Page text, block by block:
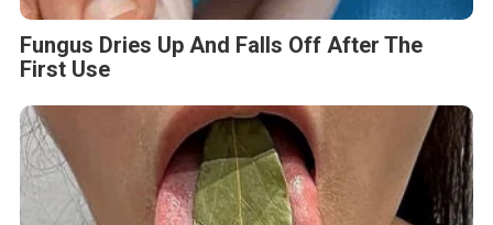
Fungus Dries Up And Falls Off After The
First Use